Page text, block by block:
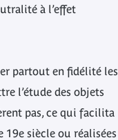
à l’effet
partout en fidélité les
l’étude des objets
pas, ce qui facilita
19e siècle ou réalisées